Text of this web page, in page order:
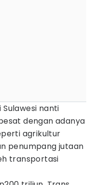
nanti
dengan adanya
agrikultur
penumpang jutaan
transportasi